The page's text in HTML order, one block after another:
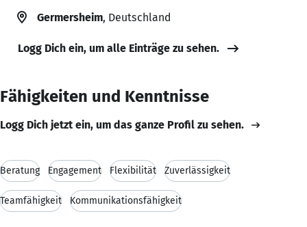
Germersheim, Deutschland
Logg Dich ein, um alle Einträge zu sehen.
Fähigkeiten und Kenntnisse
Logg Dich jetzt ein, um das ganze Profil zu sehen.
Beratung Engagement Flexibilität Zuverlässigkeit
Teamfähigkeit Kommunikationsfähigkeit